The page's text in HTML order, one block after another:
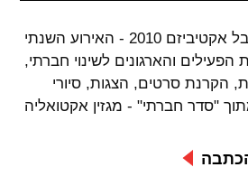
spellcheck
גופן קריא
ניגודיות צבעים
ביקור בפסטיבל אקטיביזם 2010 - האירוע השנתי
הפעילים והארגונים לשינוי חברתי,
הקרנת סרטים, הצגות, סיורי
"סדר חברתי" - מגזין אקטואליה